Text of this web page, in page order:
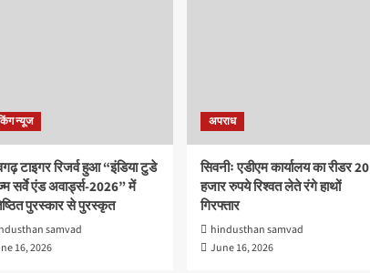
न्यूज
टाइगर रिजर्व हुआ “इंडिया टुडे
सर्वे एंड अवार्ड्स-2026” में
पुरस्कार से पुरस्कृत
samvad
16, 2026
अपराध
सिवनीः एडीएम कार्यालय का रीडर 20
हजार रुपये रिश्वत लेते रंगे हाथों
गिरफ्तार
hindusthan samvad
June 16, 2026